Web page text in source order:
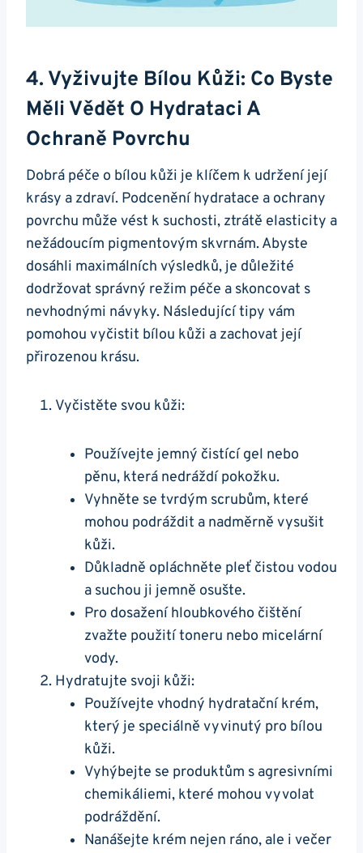
4. Vyživujte⁣ Bílou Kůži: Co⁢ Byste
Měli Vědět O Hydrataci‌ A
Ochraně Povrchu
Dobrá péče o bílou kůži je klíčem‍ k ⁣udržení její
krásy a zdraví. Podcenění hydratace a ochrany‌
povrchu ‍může vést k suchosti, ztrátě elasticity a
nežádoucím pigmentovým⁣ skvrnám. Abyste
dosáhli maximálních⁢ výsledků, je důležité
dodržovat správný​ režim péče a ⁤skoncovat‌ s
nevhodnými návyky. Následující ‌tipy vám
pomohou vyčistit ⁤bílou kůži a zachovat‌ její
přirozenou krásu.
Vyčistěte svou kůži:
Používejte jemný čistící gel nebo
pěnu, ‌která nedráždí​ pokožku.
Vyhněte se​ tvrdým scrubům, které
mohou podráždit a nadměrně vysušit
kůži.
Důkladně ​opláchněte pleť čistou vodou
a ‍suchou ji jemně osušte.
Pro dosažení hloubkového čištění
zvažte použití ‍toneru nebo micelární
vody.
Hydratujte⁣ svoji kůži:
Používejte vhodný hydratační⁤ krém,
který je‍ speciálně vyvinutý pro‍ bílou
⁤kůži.
Vyhýbejte se produktům s agresivními
chemikáliemi, které ⁤mohou vyvolat
podráždění.
Nanášejte krém nejen ráno, ale i večer